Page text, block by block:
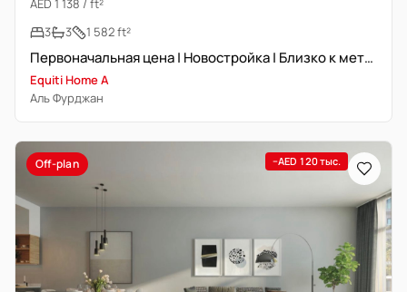
AED 1 138 / ft²
3
3 1 582 ft²
Первоначальная цена | Новостройка | Близко к метро
Equiti Home A
Аль Фурджан
Off-plan −AED 120 тыс.